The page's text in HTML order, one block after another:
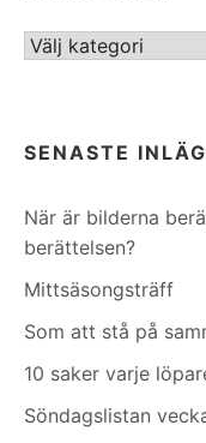
Kategorier
SENASTE
När är bilderna
berättelsen?
Mittsäsongsträff
Som att stå på
10 saker varje
Söndagslistan